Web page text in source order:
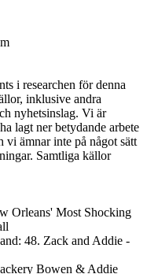
i researchen för denna
inklusive andra
nyhetsinslag. Vi är
lagt ner betydande arbete
vi ämnar inte på något sätt
Samtliga källor
Orleans' Most Shocking
48. Zack and Addie -
Bowen & Addie